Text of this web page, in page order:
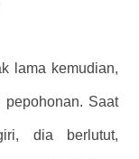
lama kemudian,
pepohonan. Saat
dia berlutut,